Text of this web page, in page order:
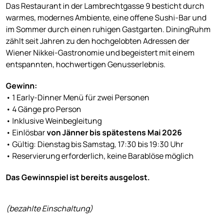
Das Restaurant in der Lambrechtgasse 9 besticht durch
warmes, modernes Ambiente, eine offene Sushi-Bar und
im Sommer durch einen ruhigen Gastgarten. DiningRuhm
zählt seit Jahren zu den hochgelobten Adressen der
Wiener Nikkei-Gastronomie und begeistert mit einem
entspannten, hochwertigen Genusserlebnis.
Gewinn:
• 1 Early-Dinner Menü für zwei Personen
• 4 Gänge pro Person
• Inklusive Weinbegleitung
• Einlösbarvon Jänner bis spätestens Mai 2026
• Gültig: Dienstag bis Samstag, 17:30 bis 19:30 Uhr
• Reservierung erforderlich, keine Barablöse möglich
Das Gewinnspiel ist bereits ausgelost.
(bezahlte Einschaltung)